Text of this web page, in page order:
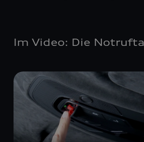
Im Video: Die